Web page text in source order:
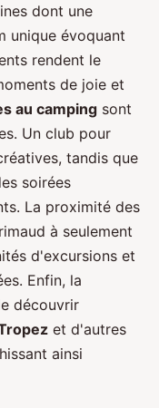
dont une
unique évoquant
rendent le
de joie et
au camping sont
Un club pour
tandis que
soirées
La proximité des
à seulement
d'excursions et
Enfin, la
découvrir
et d'autres
ainsi